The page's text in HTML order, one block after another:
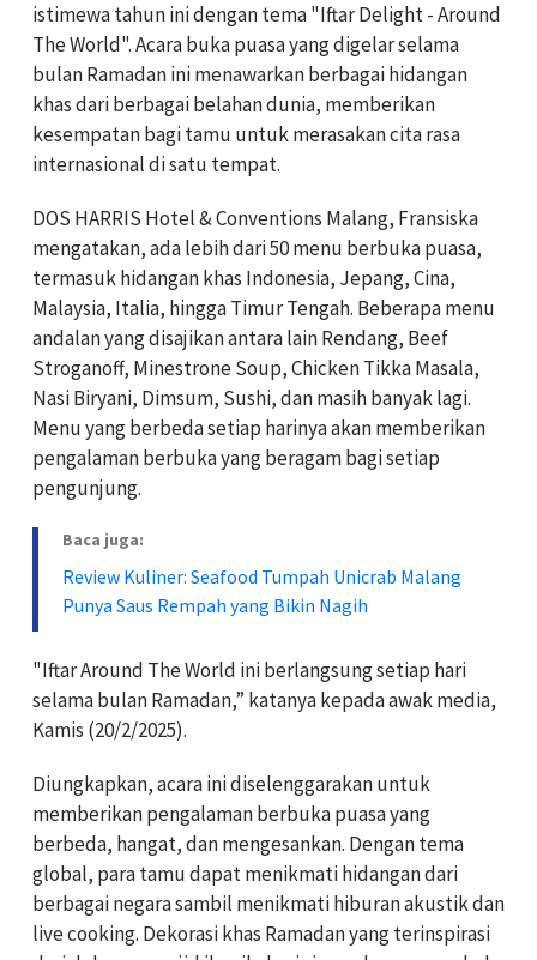
istimewa tahun ini dengan tema "Iftar Delight - Around
The World". Acara buka puasa yang digelar selama
bulan Ramadan ini menawarkan berbagai hidangan
khas dari berbagai belahan dunia, memberikan
kesempatan bagi tamu untuk merasakan cita rasa
internasional di satu tempat.
DOS HARRIS Hotel & Conventions Malang, Fransiska
mengatakan, ada lebih dari 50 menu berbuka puasa,
termasuk hidangan khas Indonesia, Jepang, Cina,
Malaysia, Italia, hingga Timur Tengah. Beberapa menu
andalan yang disajikan antara lain Rendang, Beef
Stroganoff, Minestrone Soup, Chicken Tikka Masala,
Nasi Biryani, Dimsum, Sushi, dan masih banyak lagi.
Menu yang berbeda setiap harinya akan memberikan
pengalaman berbuka yang beragam bagi setiap
pengunjung.
Baca juga:
Review Kuliner: Seafood Tumpah Unicrab Malang
Punya Saus Rempah yang Bikin Nagih
"Iftar Around The World ini berlangsung setiap hari
selama bulan Ramadan,” katanya kepada awak media,
Kamis (20/2/2025).
Diungkapkan, acara ini diselenggarakan untuk
memberikan pengalaman berbuka puasa yang
berbeda, hangat, dan mengesankan. Dengan tema
global, para tamu dapat menikmati hidangan dari
berbagai negara sambil menikmati hiburan akustik dan
live cooking. Dekorasi khas Ramadan yang terinspirasi